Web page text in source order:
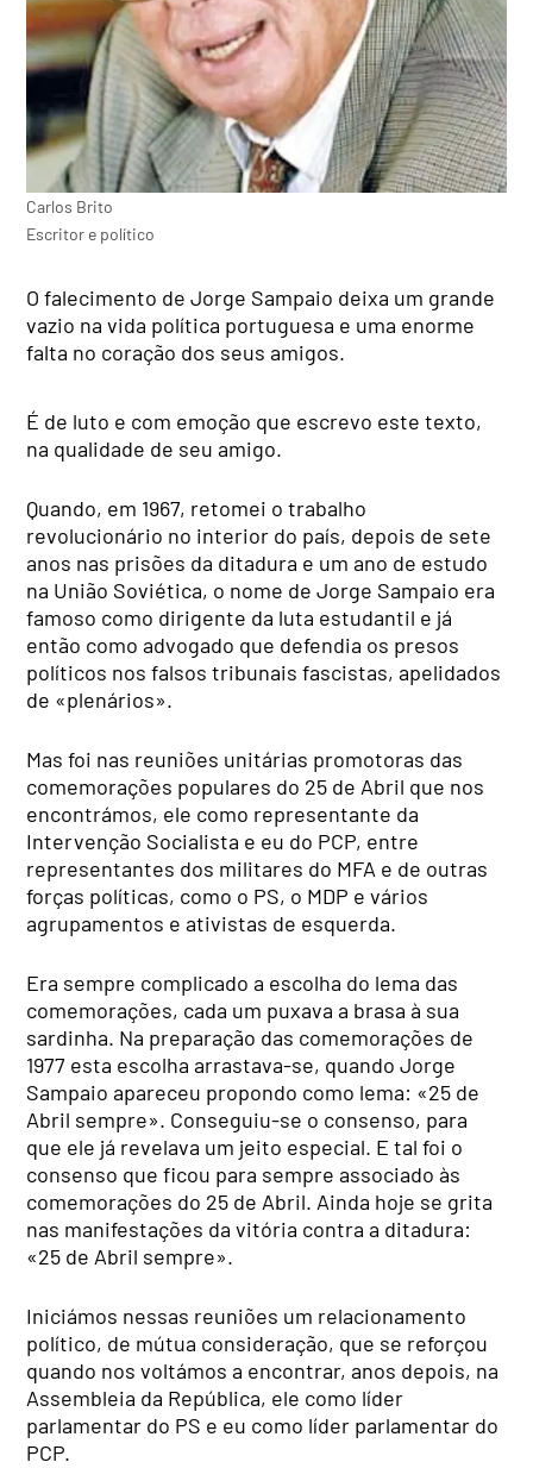
Carlos Brito
Escritor e político
O falecimento de Jorge Sampaio deixa um grande
vazio na vida política portuguesa e uma enorme
falta no coração dos seus amigos.
É de luto e com emoção que escrevo este texto,
na qualidade de seu amigo.
Quando, em 1967, retomei o trabalho
revolucionário no interior do país, depois de sete
anos nas prisões da ditadura e um ano de estudo
na União Soviética, o nome de Jorge Sampaio era
famoso como dirigente da luta estudantil e já
então como advogado que defendia os presos
políticos nos falsos tribunais fascistas, apelidados
de «plenários».
Mas foi nas reuniões unitárias promotoras das
comemorações populares do 25 de Abril que nos
encontrámos, ele como representante da
Intervenção Socialista e eu do PCP, entre
representantes dos militares do MFA e de outras
forças políticas, como o PS, o MDP e vários
agrupamentos e ativistas de esquerda.
Era sempre complicado a escolha do lema das
comemorações, cada um puxava a brasa à sua
sardinha. Na preparação das comemorações de
1977 esta escolha arrastava-se, quando Jorge
Sampaio apareceu propondo como lema: «25 de
Abril sempre». Conseguiu-se o consenso, para
que ele já revelava um jeito especial. E tal foi o
consenso que ficou para sempre associado às
comemorações do 25 de Abril. Ainda hoje se grita
nas manifestações da vitória contra a ditadura:
«25 de Abril sempre».
Iniciámos nessas reuniões um relacionamento
político, de mútua consideração, que se reforçou
quando nos voltámos a encontrar, anos depois, na
Assembleia da República, ele como líder
parlamentar do PS e eu como líder parlamentar do
PCP.